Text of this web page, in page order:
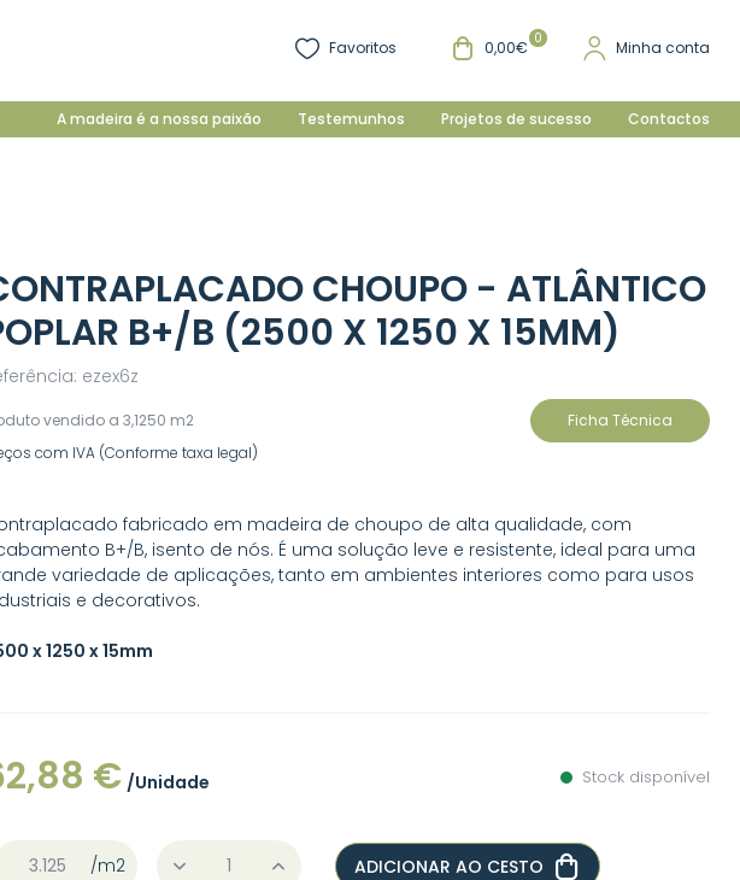
Favoritos 0,00€ 0 Minha conta
A madeira é a nossa paixão Testemunhos Projetos de sucesso Contactos
CHOUPO - ATLÂNTICO
B+/B (2500 X 1250 X 15MM)
ezex6z
vendido a 3,1250 m2
Ficha Técnica
com IVA (Conforme taxa legal)
fabricado em madeira de choupo de alta qualidade, com
B+/B, isento de nós. É uma solução leve e resistente, ideal para uma
variedade de aplicações, tanto em ambientes interiores como para usos
e decorativos.
x 1250 x 15mm
€ /Unidade Stock disponível
/m2 ADICIONAR AO CESTO